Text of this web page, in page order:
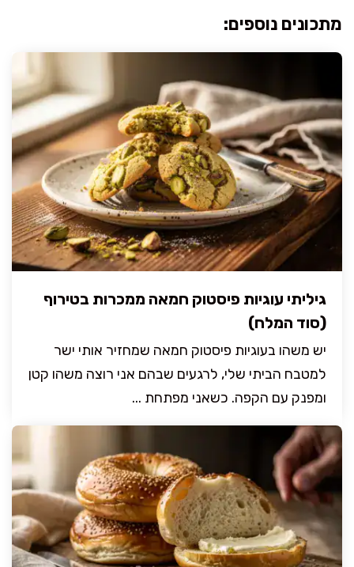
מתכונים נוספים:
גיליתי עוגיות פיסטוק חמאה ממכרות בטירוף
(סוד המלח)
יש משהו בעוגיות פיסטוק חמאה שמחזיר אותי ישר
למטבח הביתי שלי, לרגעים שבהם אני רוצה משהו קטן
ומפנק עם הקפה. כשאני מפתחת ...